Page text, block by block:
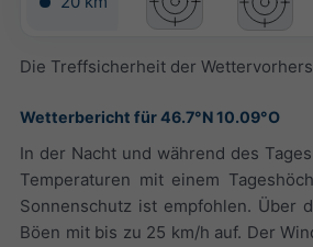
Die Treffsicherheit der
Wetterbericht für 46.7°N 10.09°O
In der Nacht und während des
Temperaturen mit einem
Sonnenschutz ist empfohlen. Über
Böen mit bis zu 25 km/h auf. Der